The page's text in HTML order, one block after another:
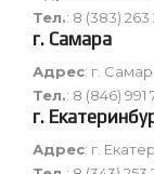
Тел.: 8 (383) 263
г. Самара
Адрес: г.
Тел.: 8 (846) 991
г.
Адрес: г.